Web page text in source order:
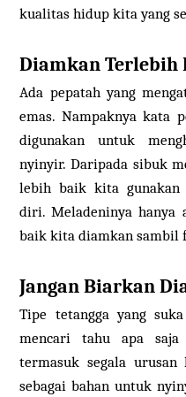
kualitas hidup kita yang
Diamkan Terlebih
Ada pepatah yang
emas. Nampaknya kata
digunakan untuk
nyinyir. Daripada sibuk
lebih baik kita
diri. Meladeninya hanya
baik kita diamkan sambil
Jangan Biarkan
Tipe tetangga yang
mencari tahu apa
termasuk segala
sebagai bahan untuk